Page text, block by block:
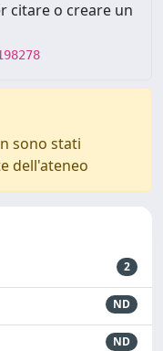
citare o creare un
sono stati
dell'ateneo
2
ND
ND